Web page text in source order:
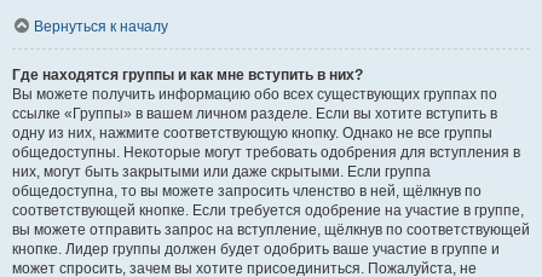
Вернуться к началу
Где находятся группы и как мне вступить в них?
Вы можете получить информацию обо всех существующих группах по
ссылке «Группы» в вашем личном разделе. Если вы хотите вступить в
одну из них, нажмите соответствующую кнопку. Однако не все группы
общедоступны. Некоторые могут требовать одобрения для вступления в
них, могут быть закрытыми или даже скрытыми. Если группа
общедоступна, то вы можете запросить членство в ней, щёлкнув по
соответствующей кнопке. Если требуется одобрение на участие в группе,
вы можете отправить запрос на вступление, щёлкнув по соответствующей
кнопке. Лидер группы должен будет одобрить ваше участие в группе и
может спросить, зачем вы хотите присоединиться. Пожалуйста, не